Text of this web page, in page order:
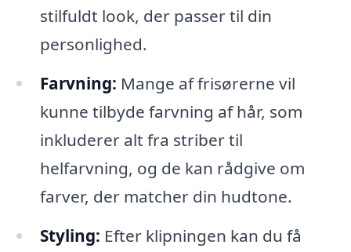
stilfuldt look, der passer til din
personlighed.
Farvning: Mange af frisørerne vil
kunne tilbyde farvning af hår, som
inkluderer alt fra striber til
helfarvning, og de kan rådgive om
farver, der matcher din hudtone.
Styling: Efter klipningen kan du få